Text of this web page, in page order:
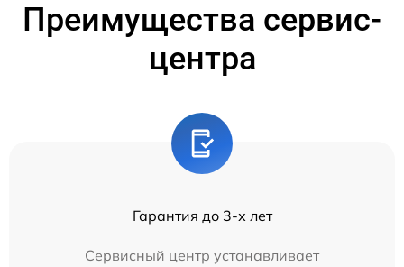
Преимущества сервис-
центра
Гарантия до 3-х лет
Сервисный центр устанавливает